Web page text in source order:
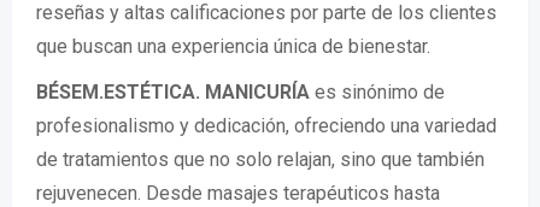
reseñas y altas calificaciones por parte de los clientes
que buscan una experiencia única de bienestar.
BÉSEM.ESTÉTICA. MANICURÍA es sinónimo de
profesionalismo y dedicación, ofreciendo una variedad
de tratamientos que no solo relajan, sino que también
rejuvenecen. Desde masajes terapéuticos hasta